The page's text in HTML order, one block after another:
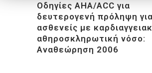
Οδηγίες AHA/ACC για
δευτερογενή πρόληψη για
ασθενείς με
αθηροσκληρωτική νόσο:
Αναθεώρηση 2006